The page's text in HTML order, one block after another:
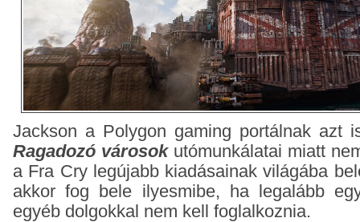
Jackson a Polygon gaming portálnak azt
Ragadozó városokutómunkálatai miatt
a Fra Cry legújabb kiadásainak világába
akkor fog bele ilyesmibe, ha legalább
egyéb dolgokkal nem kell foglalkoznia.